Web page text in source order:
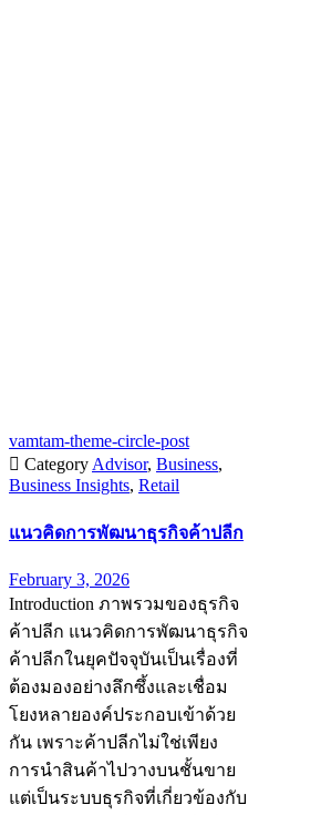
vamtam-theme-circle-post
 Category Advisor, Business,
Business Insights, Retail
แนวคิดการพัฒนาธุรกิจค้าปลีก
February 3, 2026
Introduction ภาพรวมของธุรกิจ
ค้าปลีก แนวคิดการพัฒนาธุรกิจ
ค้าปลีกในยุคปัจจุบันเป็นเรื่องที่
ต้องมองอย่างลึกซึ้งและเชื่อม
โยงหลายองค์ประกอบเข้าด้วย
กัน เพราะค้าปลีกไม่ใช่เพียง
การนำสินค้าไปวางบนชั้นขาย
แต่เป็นระบบธุรกิจที่เกี่ยวข้องกับ